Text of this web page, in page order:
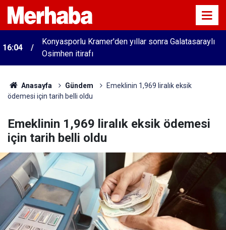
16:04
Konyasporlu Kramer'den yıllar sonra Galatasaraylı
Osimhen itirafı
Anasayfa Gündem
Emeklinin 1,969 liralık eksik
ödemesi için tarih belli oldu
Emeklinin 1,969 liralık eksik ödemesi
için tarih belli oldu